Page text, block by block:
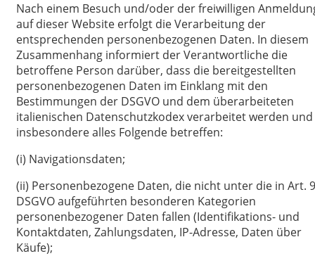
Nach einem Besuch und/oder der freiwilligen
auf dieser Website erfolgt die Verarbeitung der
entsprechenden personenbezogenen Daten. In diesem
Zusammenhang informiert der Verantwortliche die
betroffene Person darüber, dass die bereitgestellten
personenbezogenen Daten im Einklang mit den
Bestimmungen der DSGVO und dem überarbeiteten
italienischen Datenschutzkodex verarbeitet werden und
insbesondere alles Folgende betreffen:
(i) Navigationsdaten;
(ii) Personenbezogene Daten, die nicht unter die in Art. 9
DSGVO aufgeführten besonderen Kategorien
personenbezogener Daten fallen (Identifikations- und
Kontaktdaten, Zahlungsdaten, IP-Adresse, Daten über
Käufe);